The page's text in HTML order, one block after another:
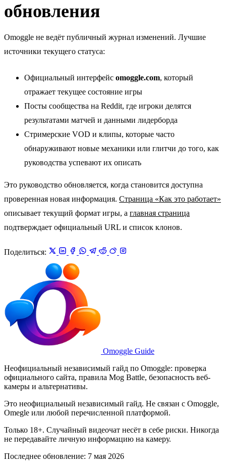
обновления
Omoggle не ведёт публичный журнал изменений. Лучшие
источники текущего статуса:
Официальный интерфейс omoggle.com, который
отражает текущее состояние игры
Посты сообщества на Reddit, где игроки делятся
результатами матчей и данными лидерборда
Стримерские VOD и клипы, которые часто
обнаруживают новые механики или глитчи до того, как
руководства успевают их описать
Это руководство обновляется, когда становится доступна
проверенная новая информация. Страница «Как это работает»
описывает текущий формат игры, а главная страница
подтверждает официальный URL и список клонов.
Поделиться:
Omoggle Guide
Неофициальный независимый гайд по Omoggle: проверка
официального сайта, правила Mog Battle, безопасность веб-
камеры и альтернативы.
Это неофициальный независимый гайд. Не связан с Omoggle,
Omegle или любой перечисленной платформой.
Только 18+. Случайный видеочат несёт в себе риски. Никогда
не передавайте личную информацию на камеру.
Последнее обновление: 7 мая 2026